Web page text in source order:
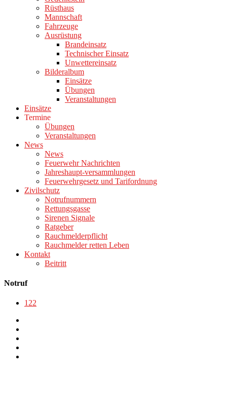
Rüsthaus
Mannschaft
Fahrzeuge
Ausrüstung
Brandeinsatz
Technischer Einsatz
Unwettereinsatz
Bilderalbum
Einsätze
Übungen
Veranstaltungen
Einsätze
Termine
Übungen
Veranstaltungen
News
News
Feuerwehr Nachrichten
Jahreshaupt-versammlungen
Feuerwehrgesetz und Tarifordnung
Zivilschutz
Notrufnummern
Rettungsgasse
Sirenen Signale
Ratgeber
Rauchmelderpflicht
Rauchmelder retten Leben
Kontakt
Beitritt
Notruf
122